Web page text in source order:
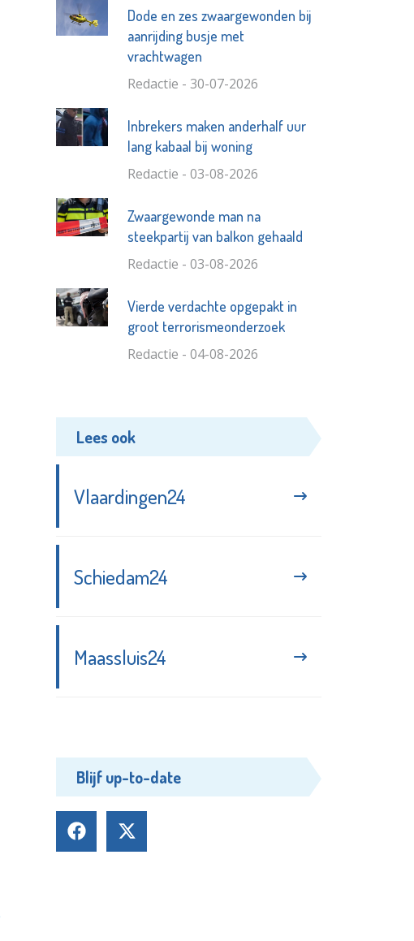
Dode en zes zwaargewonden bij
aanrijding busje met
vrachtwagen
Redactie - 30-07-2026
Inbrekers maken anderhalf uur
lang kabaal bij woning
Redactie - 03-08-2026
Zwaargewonde man na
steekpartij van balkon gehaald
Redactie - 03-08-2026
Vierde verdachte opgepakt in
groot terrorismeonderzoek
Redactie - 04-08-2026
Lees ook
Vlaardingen24
Schiedam24
Maassluis24
Blijf up-to-date